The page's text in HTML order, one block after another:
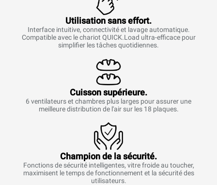
Utilisation sans effort.
Interface intuitive, connectivité et lavage automatique.
Compatible avec le chariot QUICK.Load ultra-efficace pour
simplifier les tâches quotidiennes.
Cuisson supérieure.
6 ventilateurs et chambres plus larges pour assurer une
meilleure distribution de l'air sur les 18 plaques.
Champion de la sécurité.
Fonctions de sécurité intelligentes, vitre froide au toucher,
maximisent le temps de fonctionnement et la sécurité des
utilisateurs.